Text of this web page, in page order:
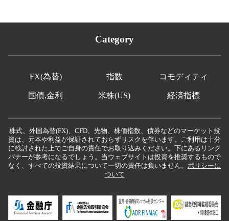
Category
FX(為替) 指数 コモディティ
国債,金利 米株(US) 経済指標
株式、外国為替(FX)、CFD、先物、株価指数、債券などのマーケット投
資は、元本や利益が保証されておらずリスクを伴います。ご利用は十分
に検討された上でご自身の責任でお取り込みください。下にあるリンク
バナーが参考になるでしょう。当ウェブサイトは投資を推奨するもので
なく、すべての投資結果について一切の責任は負いません。 ポリシーに
ついて